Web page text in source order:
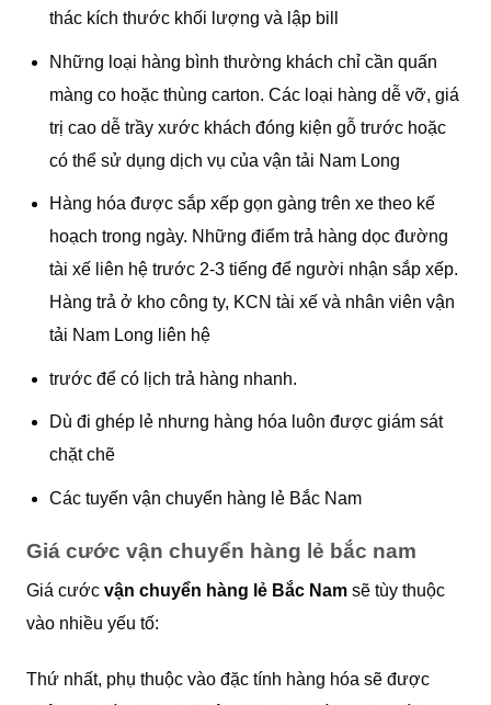
thác kích thước khối lượng và lập bill
Những loại hàng bình thường khách chỉ cần quấn
màng co hoặc thùng carton. Các loại hàng dễ vỡ, giá
trị cao dễ trầy xước khách đóng kiện gỗ trước hoặc
có thể sử dụng dịch vụ của vận tải Nam Long
Hàng hóa được sắp xếp gọn gàng trên xe theo kế
hoạch trong ngày. Những điểm trả hàng dọc đường
tài xế liên hệ trước 2-3 tiếng để người nhận sắp xếp.
Hàng trả ở kho công ty, KCN tài xế và nhân viên vận
tải Nam Long liên hệ
trước để có lịch trả hàng nhanh.
Dù đi ghép lẻ nhưng hàng hóa luôn được giám sát
chặt chẽ​
Các tuyến vận chuyển hàng lẻ Bắc Nam
Giá cước vận chuyển hàng lẻ bắc nam
Giá cước vận chuyển hàng lẻ Bắc Nam sẽ tùy thuộc
vào nhiều yếu tố:
Thứ nhất, phụ thuộc vào đặc tính hàng hóa sẽ được